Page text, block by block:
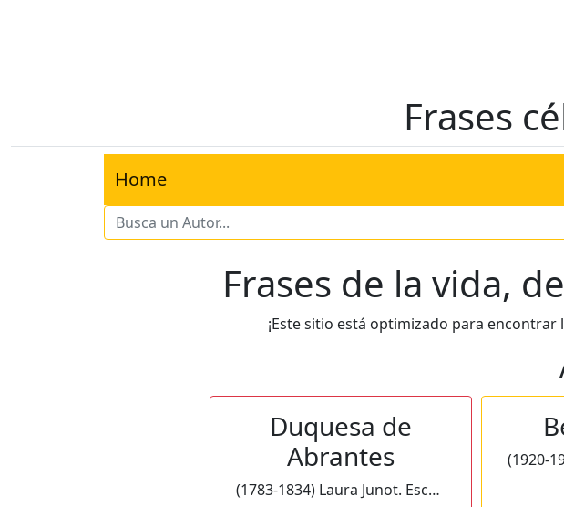
Frases
Home
Frases de la vida,
¡Este sitio está optimizado para
Duquesa de
Abrantes
(1783-1834) Laura Junot. Escritora francesa.